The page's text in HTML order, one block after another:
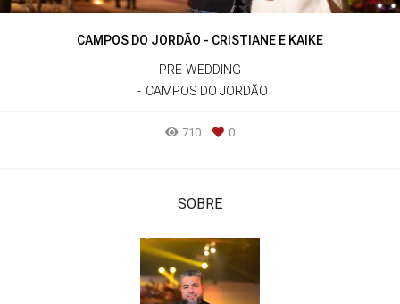
CAMPOS DO JORDÃO - CRISTIANE E KAIKE
PRE-WEDDING
CAMPOS DO JORDÃO
710 0
SOBRE